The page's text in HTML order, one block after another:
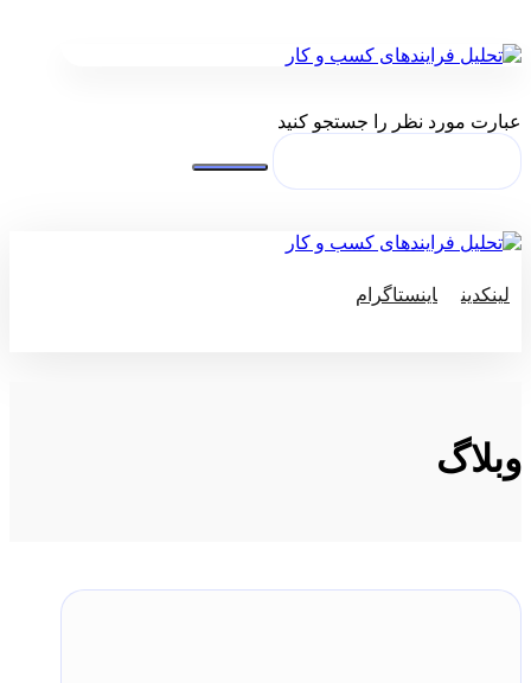
عبارت مورد نظر را جستجو کنید
لینکدین
اینستاگرام
وبلاگ